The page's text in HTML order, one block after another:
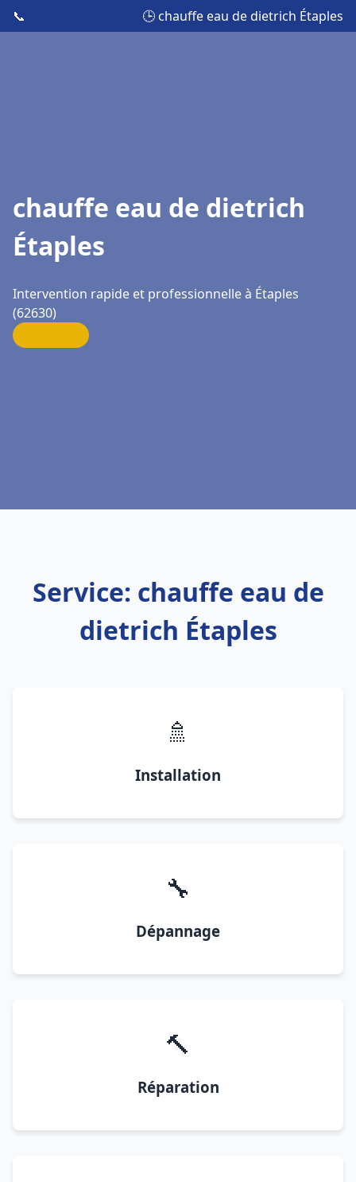
📞 🕒 chauffe eau de dietrich Étaples
chauffe eau de dietrich
Étaples
Intervention rapide et professionnelle à Étaples
(62630)
Service: chauffe eau de
dietrich Étaples
🚿
Installation
🔧
Dépannage
🔨
Réparation